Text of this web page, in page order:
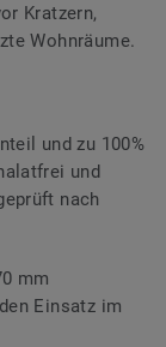
Kratzern,
Wohnräume.
und zu 100%
und
nach
mm
Einsatz im